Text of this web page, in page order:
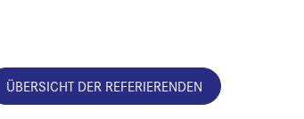
ÜBERSICHT DER REFERIERENDEN